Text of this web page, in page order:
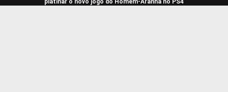
platinar o novo jogo do Homem-Aranha no PS4